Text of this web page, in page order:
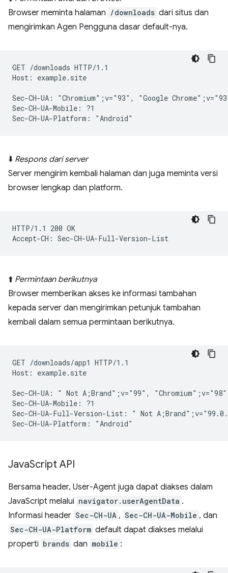
Browser meminta halaman /downloads dari situs dan
mengirimkan Agen Pengguna dasar default-nya.
GET /downloads HTTP/1.1
Host: example.site
Sec-CH-UA: "Chromium";v="93", "Google
Sec-CH-UA-Mobile: ?1
⬇️ Respons dari server
Server mengirim kembali halaman dan juga meminta versi
browser lengkap dan platform.
HTTP/1.1 200 OK
⬆️ Permintaan berikutnya
Browser memberikan akses ke informasi tambahan
kepada server dan mengirimkan petunjuk tambahan
kembali dalam semua permintaan berikutnya.
GET /downloads/app1 HTTP/1.1
Host: example.site
Sec-CH-UA: " Not A;Brand";v="99",
Sec-CH-UA-Mobile: ?1
Sec-CH-UA-Full-Version-List: " Not
JavaScript API
Bersama header, User-Agent juga dapat diakses dalam
JavaScript melalui navigator.userAgentData .
Informasi header Sec-CH-UA , Sec-CH-UA-Mobile , dan
Sec-CH-UA-Platform default dapat diakses melalui
properti brands dan mobile :